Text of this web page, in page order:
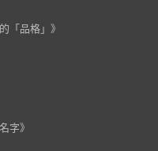
「品格」》
字》